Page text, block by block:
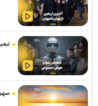
رکوردهای جهانی یوسفی و
تور جهانی تنیس صربستان|
روسیه
امیرحسین زارع؛ از استقلال
هیچ قراردادی!
برگزاری مجمع سالیانه سهم